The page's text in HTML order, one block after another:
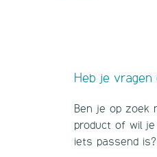
Heb je vragen
Ben je op zoek
product of wil
iets passend is?